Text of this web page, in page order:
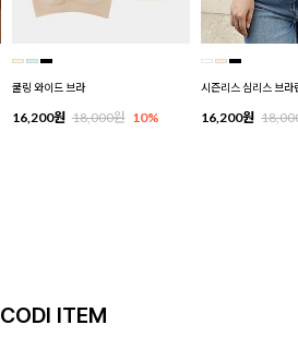
쿨링 와이드 브라
16,200원 18,000원 10%
시즌리스 심리스 브라
16,200원
CODI ITEM